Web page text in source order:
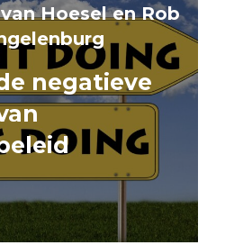
Hoesel en Rob
negatieve